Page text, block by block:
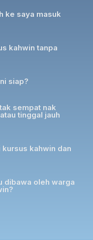
ke saya masuk
kahwin tanpa
siap?
sempat nak
tinggal jauh
kahwin dan
dibawa oleh warga